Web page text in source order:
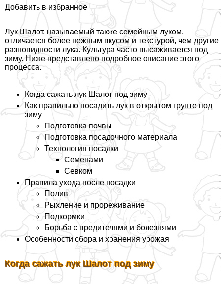
Добавить в избранное
Лук Шалот, называемый также семейным луком,
отличается более нежным вкусом и текстурой, чем другие
разновидности лука. Культура часто высаживается под
зиму. Ниже представлено подробное описание этого
процесса.
Когда сажать лук Шалот под зиму
Как правильно посадить лук в открытом грунте под
зиму
Подготовка почвы
Подготовка посадочного материала
Технология посадки
Семенами
Севком
Правила ухода после посадки
Полив
Рыхление и прореживание
Подкормки
Борьба с вредителями и болезнями
Особенности сбора и хранения урожая
Когда сажать лук Шалот под зиму